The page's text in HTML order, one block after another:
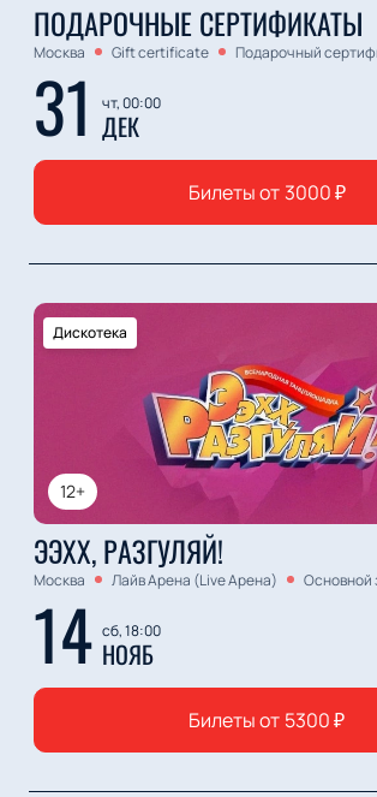
ПОДАРОЧНЫЕ СЕРТИФИКАТЫ
Москва Gift certificate Подарочный
31 чт, 00:00
ДЕК
Билеты от 3000₽
12+
Дискотека
ЭЭХХ, РАЗГУЛЯЙ!
Москва Лайв Арена (Live Арена) Основной
14 сб, 18:00
НОЯБ
Билеты от 5300₽